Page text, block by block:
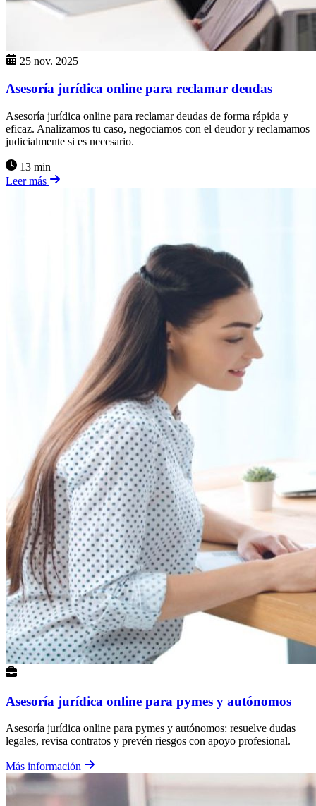
25 nov. 2025
Asesoría jurídica online para reclamar deudas
Asesoría jurídica online para reclamar deudas de forma rápida y
eficaz. Analizamos tu caso, negociamos con el deudor y reclamamos
judicialmente si es necesario.
13 min
Leer más
Asesoría jurídica online para pymes y autónomos
Asesoría jurídica online para pymes y autónomos: resuelve dudas
legales, revisa contratos y prevén riesgos con apoyo profesional.
Más información